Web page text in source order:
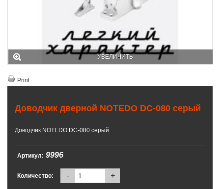
УВЕЛИЧИТЬ
Print
Доводчик дверной NOTEDO DC-080 серый
Доводчик NOTEDO DC-080 серый
Артикул: 9996
Количество: - +